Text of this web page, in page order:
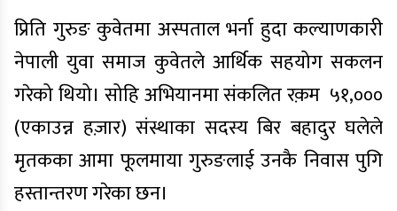
प्रिति गुरुङ कुवेतमा अस्पताल भर्ना हुदा कल्याणकारी
नेपाली युवा समाज कुवेतले आर्थिक सहयोग सकलन
गरेको थियो। सोहि अभियानमा संकलित रक़म ५१,०००
(एकाउन्न हज़ार) संस्थाका सदस्य बिर बहादुर घलेले
मृतकका आमा फूलमाया गुरुङलाई उनकै निवास पुगि
हस्तान्तरण गरेका छन।